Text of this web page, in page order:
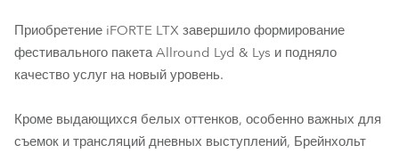
Приобретение iFORTE LTX завершило формирование
фестивального пакета Allround Lyd & Lys и подняло
качество услуг на новый уровень.
Кроме выдающихся белых оттенков, особенно важных для
съемок и трансляций дневных выступлений, Брейнхольт